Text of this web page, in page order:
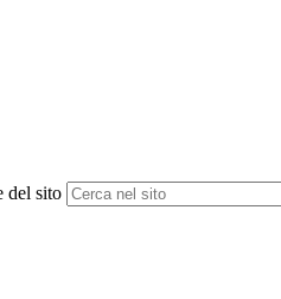
del sito